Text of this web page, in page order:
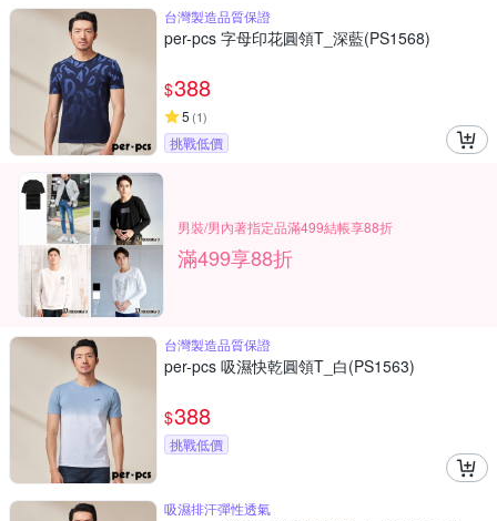
台灣製造品質保證
per-pcs 字母印花圓領T_深藍(PS1568)
$388
5 (1)
挑戰低價
男裝/男內著指定品滿499結帳享88折
滿499享88折
台灣製造品質保證
per-pcs 吸濕快乾圓領T_白(PS1563)
$388
挑戰低價
吸濕排汗彈性透氣